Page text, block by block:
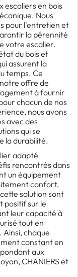
escaliers en bois
Nous
pour l'entretien et
la pérennité
votre escalier.
du bois et
assurent la
temps. Ce
offre de
à fournir
chacun de nos
nous avons
avec des
qui se
la durabilité.
adapté
rencontrés dans
un équipement
confort,
solution sont
positif sur le
leur capacité à
tout en
chaque
constant en
aux
CHANIERS et